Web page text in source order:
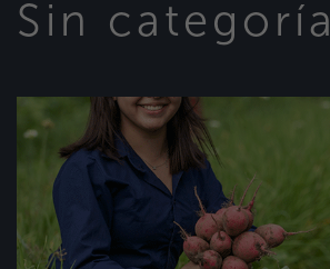
Sin categoría